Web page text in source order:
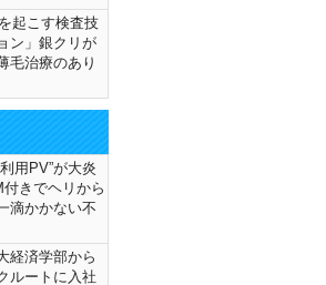
起こす検査技
ン」銀クリが
毛治療のあり
用PV”が大炎
きでヘリから
滴かかない不
経済学部から
ルートに入社